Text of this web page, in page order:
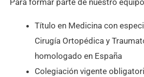
Para formar parte de nuestro
Título en Medicina con
Cirugía Ortopédica y
homologado en España
Colegiación vigente